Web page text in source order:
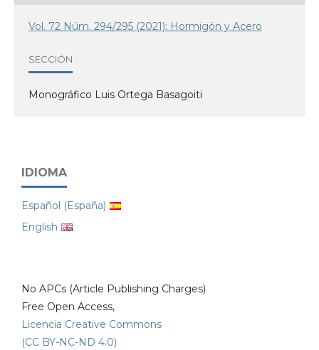
Vol. 72 Núm. 294/295 (2021): Hormigón y Acero
SECCIÓN
Monográfico Luis Ortega Basagoiti
IDIOMA
Español (España)
English
No APCs (Article Publishing Charges)
Free Open Access,
Licencia Creative Commons
(CC BY-NC-ND 4.0)